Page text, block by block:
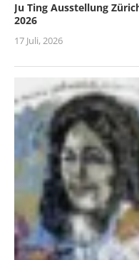
Ju Ting Ausstellung
2026
17 Juli, 2026